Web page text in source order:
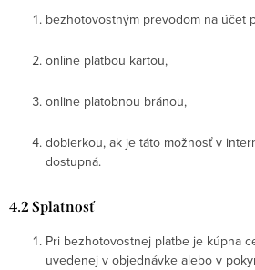
bezhotovostným prevodom na účet
online platbou kartou,
online platobnou bránou,
dobierkou, ak je táto možnosť v
dostupná.
4.2 Splatnosť
Pri bezhotovostnej platbe je kúpna
uvedenej v objednávke alebo v